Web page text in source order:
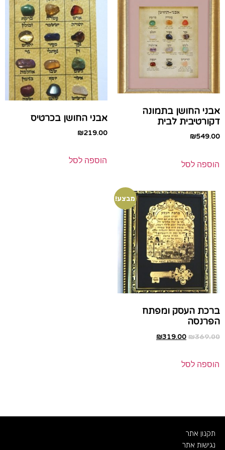
אבני החושן בתמונה
דקורטיבית לבית
₪549.00
הוספה לסל
אבני החושן בכרטיס
₪219.00
הוספה לסל
מבצע!
ברכת העסק ומפתח
הפרנסה
₪369.00
₪319.00
הוספה לסל
תקנון אתר
נגישות אתר